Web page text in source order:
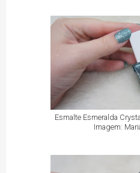
Esmalte Esmeralda
Imagem: